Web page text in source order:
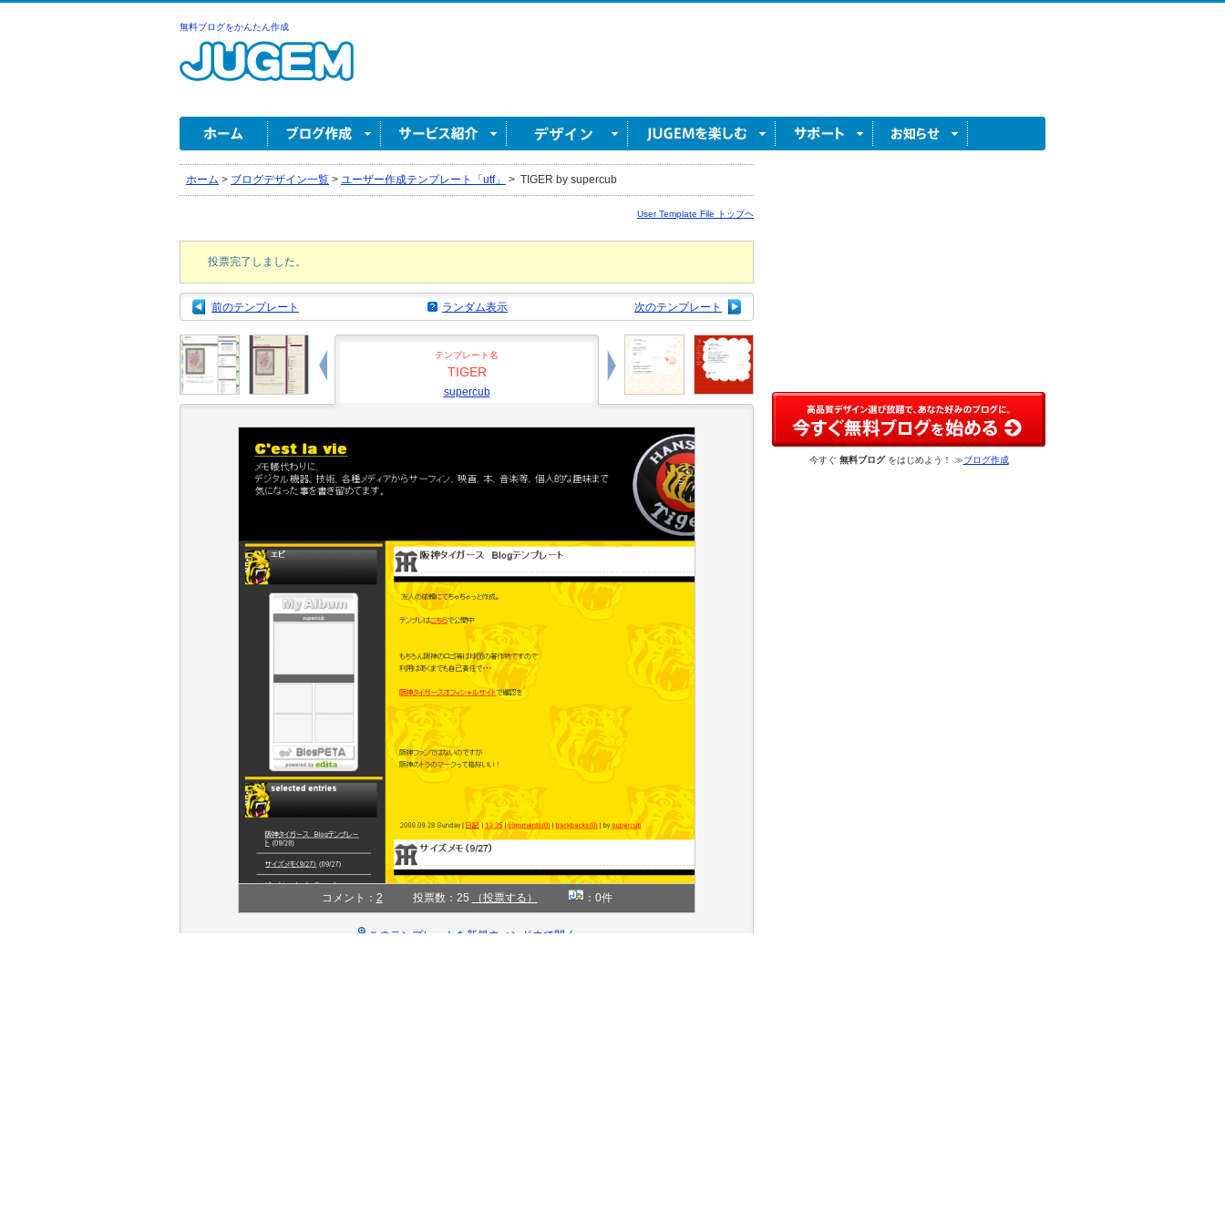
無料ブログをかんたん作成
ホーム > ブログデザイン一覧 > ユーザー作成テンプレート「utf」 > TIGER by supercub
User Template File トップヘ
投票完了しました。
前のテンプレート 次のテンプレート
ランダム表示
テンプレート名
TIGER
supercub
コメント： 2 投票数：25 （投票する） ：0件
このテンプレートを新規ウィンドウで開く
今すぐ 無料ブログをはじめよう！ ≫ブログ作成